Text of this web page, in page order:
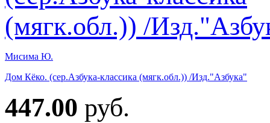
Мисима Ю.
Дом Кёко. (сер.Азбука-классика (мягк.обл.)) /Изд."Азбука"
447.00 руб.